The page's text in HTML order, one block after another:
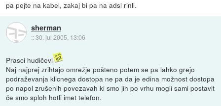
pa pejte na kabel, zakaj bi pa na adsl rinli.
sherman
::30. jul 2005, 13:06
Prasci hudičevi
Naj najprej zrihtajo omrežje pošteno potem se pa lahko grejo
podraževanja klicnega dostopa ne pa da je edina možnost dostopa
po napol zrušenih povezavah ki smo jih po vrhu mogli sami postavit
če smo sploh hotli imet telefon.